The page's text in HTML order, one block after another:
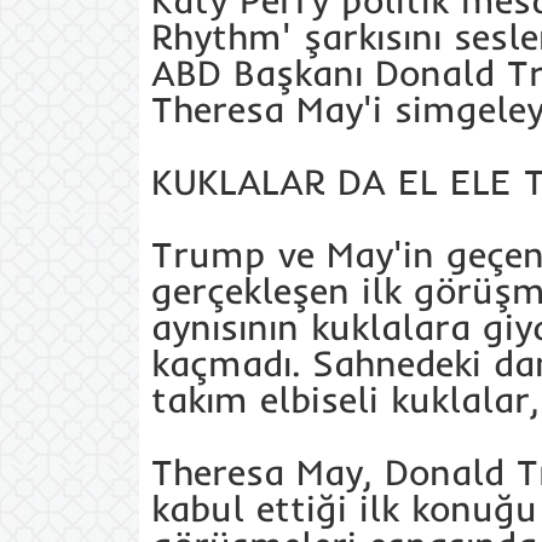
Rhythm' şarkısını
ABD Başkanı Donald
Theresa May'i
​KUKLALAR DA EL ELE
Trump ve May'in
gerçekleşen ilk
aynısının kuklalara
kaçmadı. Sahnedeki
takım elbiseli
Theresa May, Donald
kabul ettiği ilk